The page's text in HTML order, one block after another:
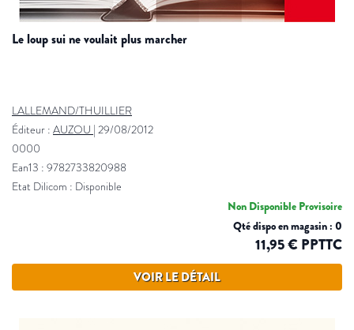
le loup sui ne voulait plus marcher
LALLEMAND/THUILLIER
Éditeur : AUZOU | 29/08/2012
0000
Ean13 : 9782733820988
Etat Dilicom : Disponible
Non Disponible Provisoire
Qté dispo en magasin : 0
11,95 € PPTTC
VOIR LE DÉTAIL